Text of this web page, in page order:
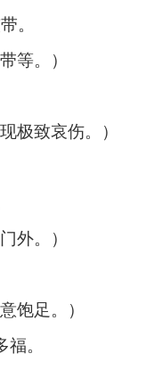
。
等。）
极致哀伤。）
外。）
饱足。）
。